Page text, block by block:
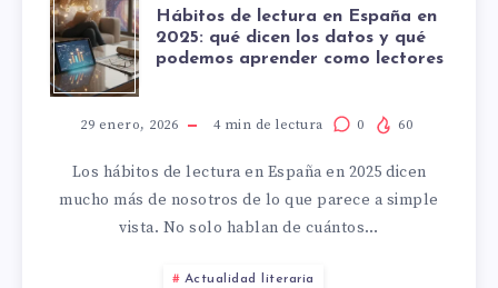
DIRECCIÓN
DE
CARA
A
2027
HÁBITOS
DE
LECTURA
EN
Hábitos de lectura en España en
2025: qué dicen los datos y qué
podemos aprender como lectores
29 enero, 2026 4min de lectura 0 60
Los hábitos de lectura en España en 2025 dicen
mucho más de nosotros de lo que parece a simple
vista. No solo hablan de cuántos…
Actualidad literaria